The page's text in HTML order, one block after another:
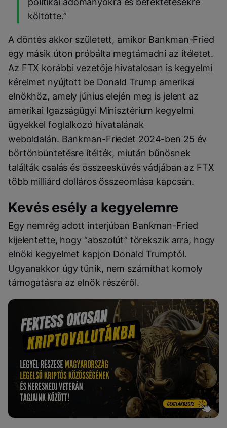
költötte.”
A döntés akkor született, amikor Bankman-Fried
egy másik úton próbálta megtámadni az ítéletet.
Az FTX korábbi vezetője hivatalosan is kegyelmi
kérelmet nyújtott be Donald Trump amerikai
elnökhöz, amely június elején meg is jelent az
amerikai Igazságügyi Minisztérium kegyelmi
ügyekkel foglalkozó hivatalának
weboldalán. Bankman-Friedet 2024-ben 25 év
börtönbüntetésre ítélték, miután bűnösnek
találták csalás és összeesküvés vádjában az FTX
több milliárd dolláros összeomlása kapcsán.
Kevés esély a kegyelemre
Egy nemrég adott interjúban Bankman-Fried
kijelentette, hogy “abszolút” törekszik arra, hogy
elnöki kegyelmet kapjon Donald Trumptól.
Ugyanakkor úgy tűnik, nem számíthat komoly
támogatásra az elnök részéről.